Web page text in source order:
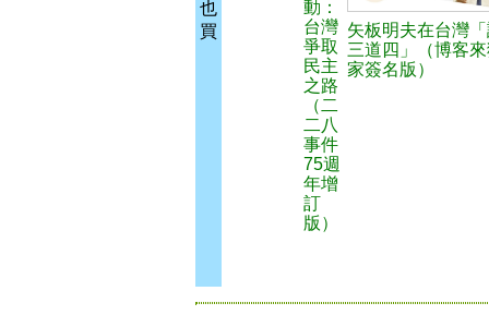
也
買
動：
台灣
爭取
民主
之路
（二
二八
事件
75週
年增
訂
版）
矢板明夫在台灣
三道四」（博客
家簽名版）